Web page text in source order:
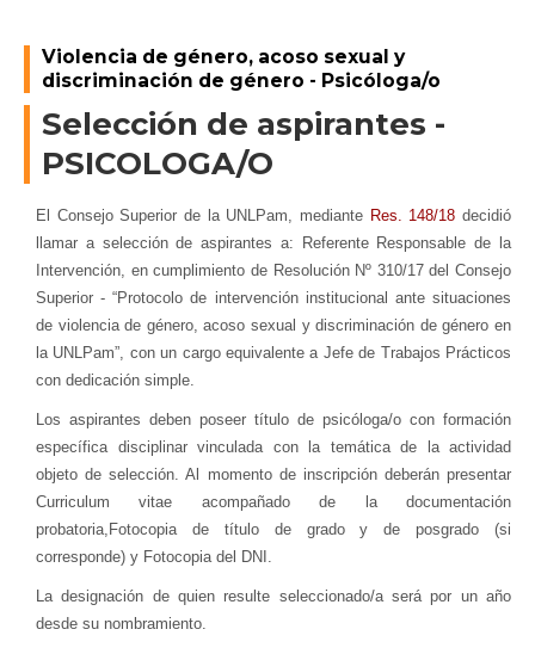
Violencia de género, acoso sexual y
discriminación de género - Psicóloga/o
Selección de aspirantes -
PSICOLOGA/O
El Consejo Superior de la UNLPam, mediante Res. 148/18 decidió
llamar a selección de aspirantes a: Referente Responsable de la
Intervención, en cumplimiento de Resolución Nº 310/17 del Consejo
Superior - “Protocolo de intervención institucional ante situaciones
de violencia de género, acoso sexual y discriminación de género en
la UNLPam”, con un cargo equivalente a Jefe de Trabajos Prácticos
con dedicación simple.
Los aspirantes deben poseer título de psicóloga/o con formación
específica disciplinar vinculada con la temática de la actividad
objeto de selección. Al momento de inscripción deberán presentar
Curriculum vitae acompañado de la documentación
probatoria,Fotocopia de título de grado y de posgrado (si
corresponde) y Fotocopia del DNI.
La designación de quien resulte seleccionado/a será por un año
desde su nombramiento.